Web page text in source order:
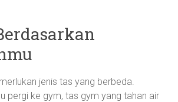
jenis tas yang berbeda.
pergi ke gym, tas gym yang tahan air